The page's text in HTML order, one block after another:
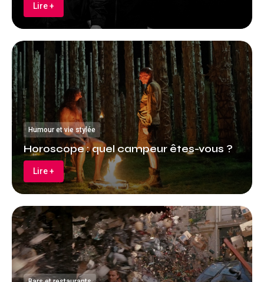
Lire +
Humour et vie stylée
Horoscope : quel campeur êtes-vous ?
Lire +